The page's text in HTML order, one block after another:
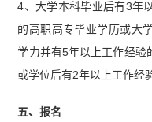
4、大学本科毕业后有3年
的高职高专毕业学历或大
学力并有5年以上工作经验
或学位后有2年以上工作经
五、报名